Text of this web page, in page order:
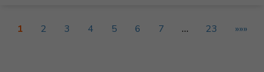
1 2 3 4 5 6 7 … 23 »»»